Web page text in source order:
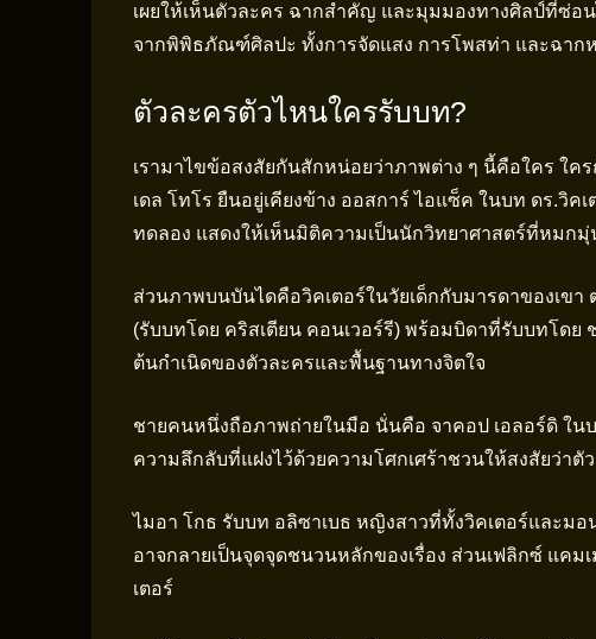
เผยให้เห็นตัวละคร ฉากสำคัญ และมุมมองทางศิลป์ที่ซ่
จากพิพิธภัณฑ์ศิลปะ ทั้งการจัดแสง การโพสท่า และฉาก
ตัวละครตัวไหนใครรับบท?
เรามาไขข้อสงสัยกันสักหน่อยว่าภาพต่าง ๆ นี้คือใคร ใค
เดล โทโร ยืนอยู่เคียงข้าง ออสการ์ ไอแซ็ค ในบท ดร.วิ
ทดลอง แสดงให้เห็นมิติความเป็นนักวิทยาศาสตร์ที่หมก
ส่วนภาพบนบันไดคือวิคเตอร์ในวัยเด็กกับมารดาของเข
(รับบทโดย คริสเตียน คอนเวอร์รี) พร้อมบิดาที่รับบทโดย
ต้นกำเนิดของตัวละครและพื้นฐานทางจิตใจ
ชายคนหนึ่งถือภาพถ่ายในมือ นั่นคือ จาคอป เอลอร์ดิ ใ
ความลึกลับที่แฝงไว้ด้วยความโศกเศร้าชวนให้สงสัยว่า
ไมอา โกธ รับบท อลิซาเบธ หญิงสาวที่ทั้งวิคเตอร์และ
อาจกลายเป็นจุดจุดชนวนหลักของเรื่อง ส่วนเฟลิกซ์ แคม
เตอร์